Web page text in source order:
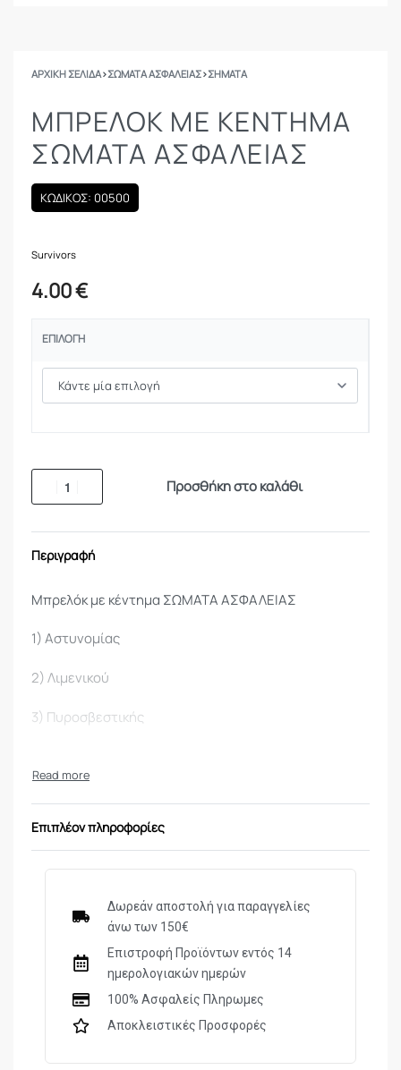
ΑΡΧΙΚΉ ΣΕΛΊΔΑ›ΣΩΜΑΤΑ ΑΣΦΑΛΕΙΑΣ›ΣΉΜΑΤΑ
ΜΠΡΕΛΌΚ ΜΕ ΚΈΝΤΗΜΑ
ΣΩΜΑΤΑ ΑΣΦΑΛΕΙΑΣ
ΚΩΔΙΚΟΣ: 00500
Survivors
4.00€
ΕΠΙΛΟΓΉ
Προσθήκη στο καλάθι
Περιγραφή
Μπρελόκ με κέντημα ΣΩΜΑΤΑ ΑΣΦΑΛΕΙΑΣ
1) Αστυνομίας
2) Λιμενικού
3) Πυροσβεστικής
6) Ο.Π.Κ.Ε., Ε.Κ.Α.Μ., Ε.Μ.Α.Κ
7) Πυροσβεστικής Εθελοντών (μπλε)
8) ΕΚΑΒ
9) SECURITY
Επιπλέον πληροφορίες
Δωρεάν αποστολή για παραγγελίες
άνω των 150€
Επιστροφή Προϊόντων εντός 14
ημερολογιακών ημερών
100% Ασφαλείς Πληρωμες
Αποκλειστικές Προσφορές